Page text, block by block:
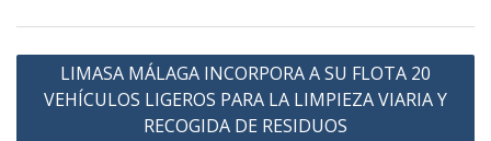
Navegación
LIMASA MÁLAGA INCORPORA A SU FLOTA 20
VEHÍCULOS LIGEROS PARA LA LIMPIEZA VIARIA Y
RECOGIDA DE RESIDUOS